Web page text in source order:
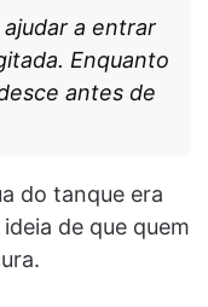
a entrar
Enquanto
antes de
do tanque era
de que quem